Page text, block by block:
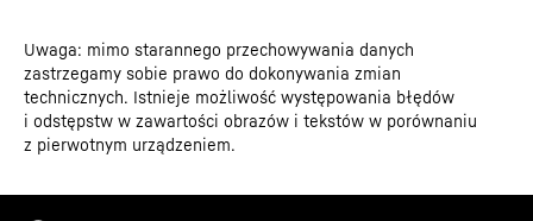
Dane 3D
Uwaga: mimo starannego przechowywania danych
zastrzegamy sobie prawo do dokonywania zmian
technicznych. Istnieje możliwość występowania błędów
i odstępstw w zawartości obrazów i tekstów w porównaniu
z pierwotnym urządzeniem.